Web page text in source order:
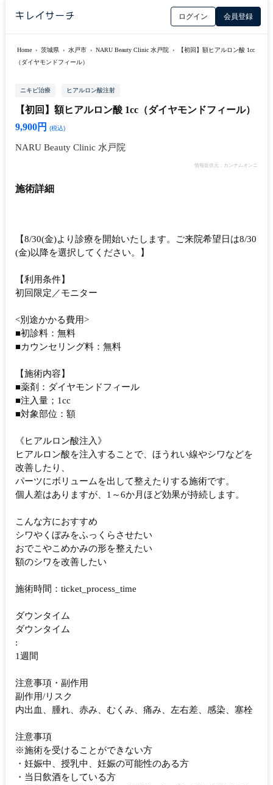
ログイン 会員登録
Home › 茨城県 › 水戸市 › NARU Beauty Clinic 水戸院 ›
【初回】額ヒアルロン酸 1cc
（ダイヤモンドフィール）
ニキビ治療 ヒアルロン酸注射
【初回】額ヒアルロン酸 1cc（ダイヤモンドフィール）
9,900円
(税込)
NARU Beauty Clinic 水戸院
情報提供元：カンナムオンニ
施術詳細
【8/30(金)より診療を開始いたします。ご来院希望日は8/30
(金)以降を選択してください。】
【利用条件】
初回限定／モニター
<別途かかる費用>
■初診料：無料
■カウンセリング料：無料
【施術内容】
■薬剤：ダイヤモンドフィール
■注入量；1cc
■対象部位：額
《ヒアルロン酸注入》
ヒアルロン酸を注入することで、ほうれい線やシワなどを
改善したり、
パーツにボリュームを出して整えたりする施術です。
個人差はありますが、1～6か月ほど効果が持続します。
こんな方におすすめ
シワやくぼみをふっくらさせたい
おでこやこめかみの形を整えたい
額のシワを改善したい
施術時間：ticket_process_time
ダウンタイム
ダウンタイム
:
1週間
注意事項・副作用
副作用/リスク
内出血、腫れ、赤み、むくみ、痛み、左右差、感染、塞栓
注意事項
※施術を受けることができない方
・妊娠中、授乳中、妊娠の可能性のある方
・当日飲酒をしている方